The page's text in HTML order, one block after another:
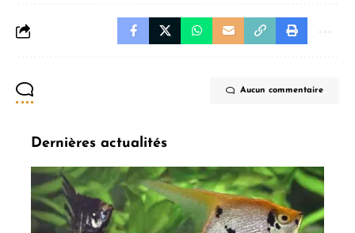
Aucun commentaire
Dernières actualités